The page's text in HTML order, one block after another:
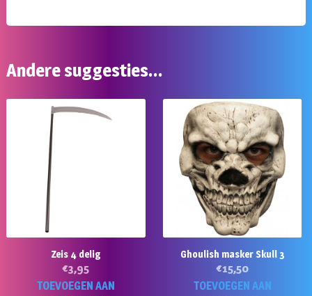
Andere suggesties…
Zeis 4 delig
€3,95
TOEVOEGEN AAN
Ghoulish masker Skull 3
€15,50
TOEVOEGEN AAN